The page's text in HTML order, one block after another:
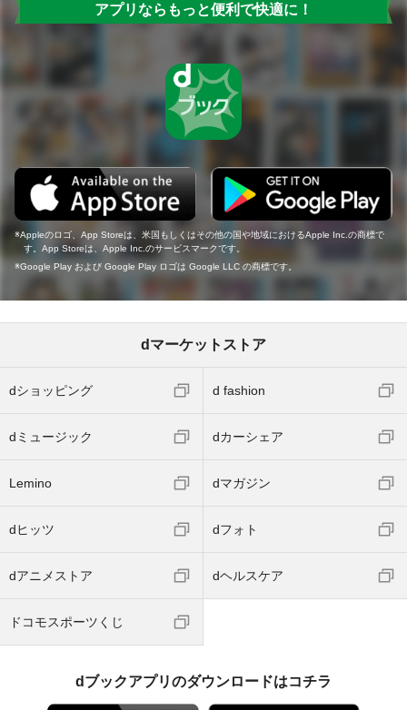
アプリならもっと便利で快適に！
Appleのロゴ、App Storeは、米国もしくはその他の国や地域におけるApple Inc.の商標で
す。App Storeは、Apple Inc.のサービスマークです。
Google Play および Google Play ロゴは Google LLC の商標です。
dマーケットストア
dショッピング d fashion
dミュージック dカーシェア
Lemino dマガジン
dヒッツ dフォト
dアニメストア dヘルスケア
ドコモスポーツくじ
dブックアプリのダウンロードはコチラ